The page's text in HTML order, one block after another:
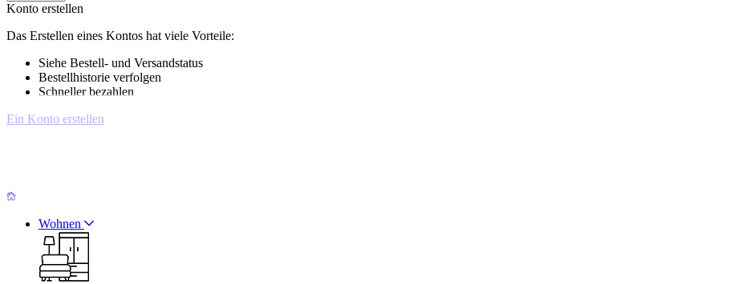
Konto erstellen
Das Erstellen eines Kontos hat viele Vorteile:
Siehe Bestell- und Versandstatus
Bestellhistorie verfolgen
Schneller bezahlen
Ein Konto erstellen
Wohnen